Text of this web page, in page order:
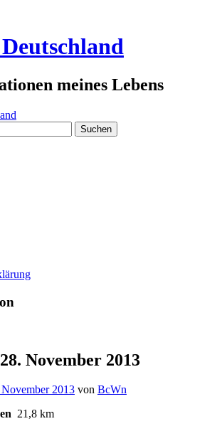
meines Lebens
November 2013
2013 von BcWn
21,8 km